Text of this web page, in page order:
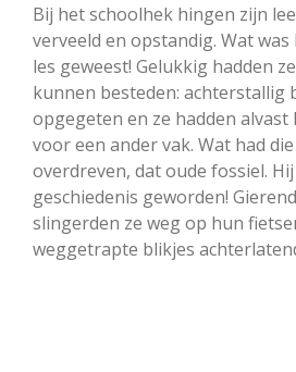
Bij het schoolhek hingen zijn
verveeld en opstandig. Wat
les geweest! Gelukkig hadden
kunnen besteden: achterstallig
opgegeten en ze hadden
voor een ander vak. Wat had
overdreven, dat oude fossiel.
geschiedenis geworden!
slingerden ze weg op hun
weggetrapte blikjes